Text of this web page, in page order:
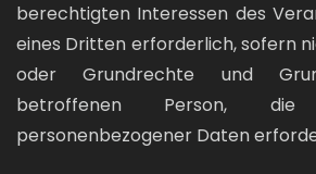
berechtigten Interessen des
eines Dritten erforderlich, sofern
oder Grundrechte und
betroffenen Person,
personenbezogener Daten